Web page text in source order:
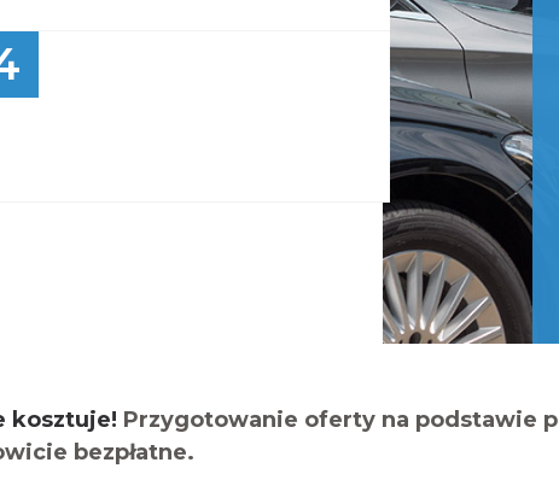
kosztuje! Przygotowanie oferty na podstawie
bezpłatne.